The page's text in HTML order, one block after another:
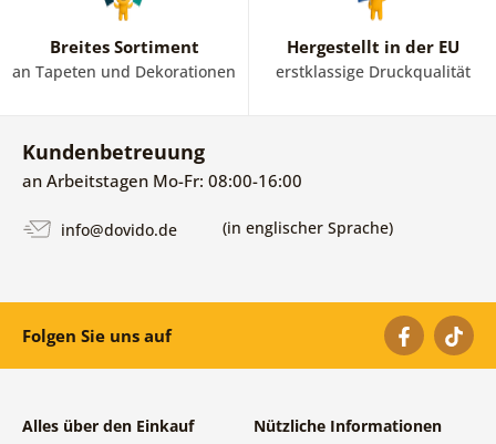
Breites Sortiment
an Tapeten und Dekorationen
Hergestellt in der EU
erstklassige Druckqualität
Kundenbetreuung
an Arbeitstagen Mo-Fr: 08:00-16:00
info@dovido.de (in englischer Sprache)
Folgen Sie uns auf
Alles über den Einkauf Nützliche Informationen